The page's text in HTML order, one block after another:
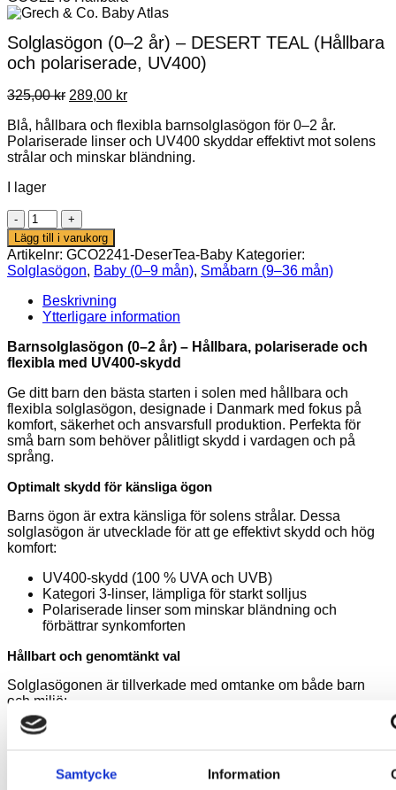
Samtycke Information
Solglasögon (0–2 år) – DESERT TEAL (Hållbara
och polariserade, UV400)
325,00kr Det
priset
var:
325,00 kr.
289,00 krDet
priset
är:
289,00 kr.
Blå, hållbara och flexibla barnsolglasögon för 0–2 år.
Polariserade linser och UV400 skyddar effektivt mot solens
strålar och minskar bländning.
I lager
Solglasögon
(0–
2
år)
–
DESERT
TEAL
(Hållbara
och
polariserade,
mängd
Lägg till i varukorg
Artikelnr: GCO2241-DeserTea-Baby Kategorier:
Solglasögon, Baby (0–9 mån), Småbarn (9–36 mån)
Beskrivning
Ytterligare information
Barnsolglasögon (0–2 år) – Hållbara, polariserade och
flexibla med UV400-skydd
Ge ditt barn den bästa starten i solen med hållbara och
flexibla solglasögon, designade i Danmark med fokus på
komfort, säkerhet och ansvarsfull produktion. Perfekta för
små barn som behöver pålitligt skydd i vardagen och på
språng.
Optimalt skydd för känsliga ögon
Barns ögon är extra känsliga för solens strålar. Dessa
solglasögon är utvecklade för att ge effektivt skydd och hög
komfort:
UV400-skydd (100 % UVA och UVB)
Kategori 3-linser, lämpliga för starkt solljus
Polariserade linser som minskar bländning och
förbättrar synkomforten
Hållbart och genomtänkt val
Solglasögonen är tillverkade med omtanke om både barn
och miljö:
Båge i biobaserad och flexibel TPE